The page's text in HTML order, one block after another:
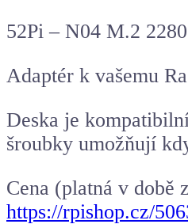
52Pi – N04 M.2
Adaptér k vašemu
Deska je
šroubky umožňují
Cena (platná v době
https://rpishop.cz/